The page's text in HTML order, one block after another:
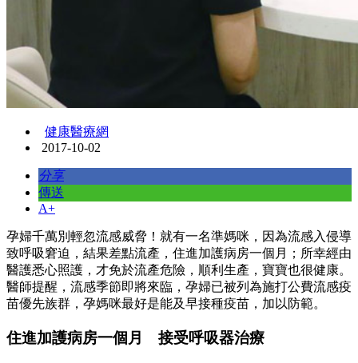
健康醫療網
2017-10-02
分享
傳送
A+
孕婦千萬別輕忽流感威脅！就有一名準媽咪，因為流感入侵導
致呼吸窘迫，結果差點流產，住進加護病房一個月；所幸經由
醫護悉心照護，才免於流產危險，順利生產，寶寶也很健康。
醫師提醒，流感季節即將來臨，孕婦已被列為施打公費流感疫
苗優先族群，孕媽咪最好是能及早接種疫苗，加以防範。
住進加護病房一個月 接受呼吸器治療